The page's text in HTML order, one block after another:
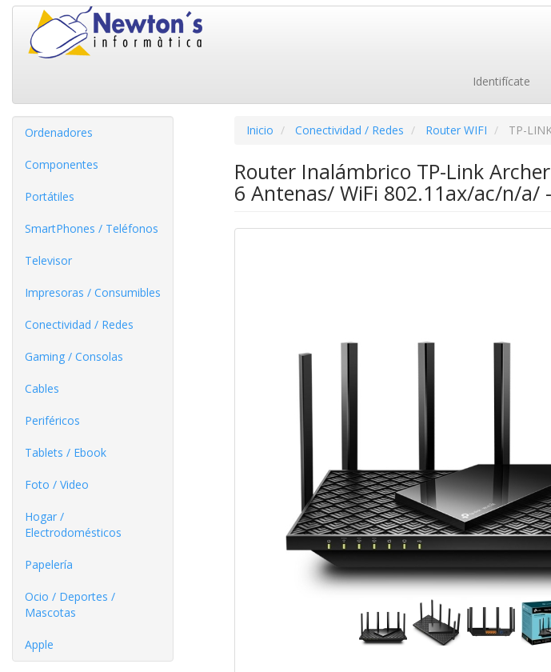
Identifícate
Ordenadores
Componentes
Portátiles
SmartPhones / Teléfonos
Televisor
Impresoras / Consumibles
Conectividad / Redes
Gaming / Consolas
Cables
Periféricos
Tablets / Ebook
Foto / Video
Hogar /
Electrodomésticos
Papelería
Ocio / Deportes /
Mascotas
Apple
Inicio Conectividad / Redes Router WIFI TP-
Router Inalámbrico TP-Link
6 Antenas/ WiFi 802.11ax/ac/n/a/